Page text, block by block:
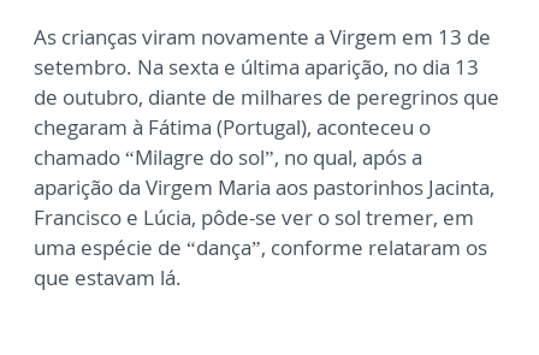
As crianças viram novamente a Virgem em 13 de
setembro. Na sexta e última aparição, no dia 13
de outubro, diante de milhares de peregrinos que
chegaram à Fátima (Portugal), aconteceu o
chamado “Milagre do sol”, no qual, após a
aparição da Virgem Maria aos pastorinhos Jacinta,
Francisco e Lúcia, pôde-se ver o sol tremer, em
uma espécie de “dança”, conforme relataram os
que estavam lá.